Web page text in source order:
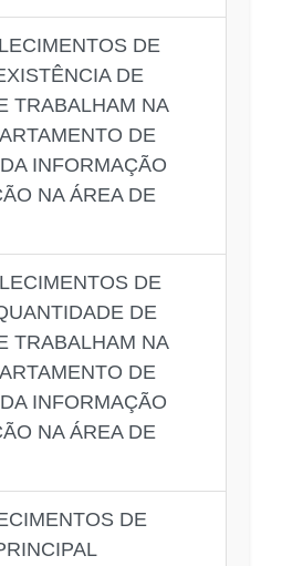
DE
DE
TRABALHAM NA
DE
INFORMAÇÃO
NA ÁREA DE
DE
DE
TRABALHAM NA
DE
INFORMAÇÃO
NA ÁREA DE
DE